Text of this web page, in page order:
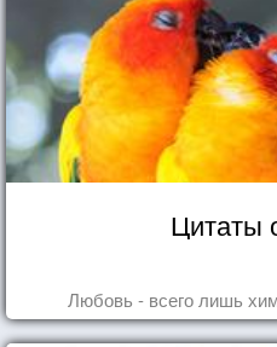
Цитаты
Любовь - всего лишь